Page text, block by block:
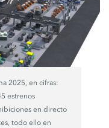
2025, en cifras:
estrenos
en directo
todo ello en